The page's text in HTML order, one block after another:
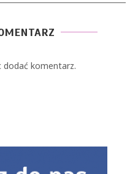
dodać komentarz.